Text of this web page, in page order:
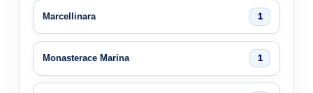
Marcellinara 1
Monasterace Marina 1